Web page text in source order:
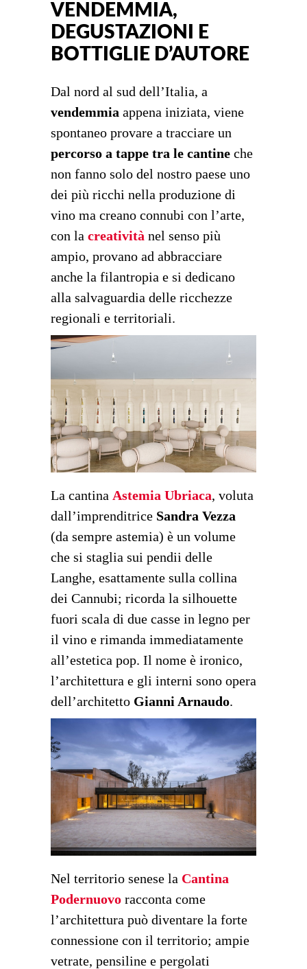
VENDEMMIA,
DEGUSTAZIONI E
BOTTIGLIE D’AUTORE
Dal nord al sud dell’Italia, a
vendemmia appena iniziata, viene
spontaneo provare a tracciare un
percorso a tappe tra le cantine che
non fanno solo del nostro paese uno
dei più ricchi nella produzione di
vino ma creano connubi con l’arte,
con la creatività nel senso più
ampio, provano ad abbracciare
anche la filantropia e si dedicano
alla salvaguardia delle ricchezze
regionali e territoriali.
La cantina Astemia Ubriaca, voluta
dall’imprenditrice Sandra Vezza
(da sempre astemia) è un volume
che si staglia sui pendii delle
Langhe, esattamente sulla collina
dei Cannubi; ricorda la silhouette
fuori scala di due casse in legno per
il vino e rimanda immediatamente
all’estetica pop. Il nome è ironico,
l’architettura e gli interni sono opera
dell’architetto Gianni Arnaudo.
Nel territorio senese la Cantina
Podernuovo racconta come
l’architettura può diventare la forte
connessione con il territorio; ampie
vetrate, pensiline e pergolati